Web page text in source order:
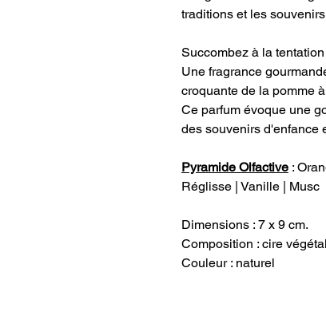
traditions et les
Succombez à la
Une fragrance
croquante de la pomme
Ce parfum évoque une
des souvenirs d'enfance
Pyramide Olfactive :
Réglisse | Vanille | Musc
Dimensions : 7 x 9 cm.
Composition : cire
Couleur : naturel